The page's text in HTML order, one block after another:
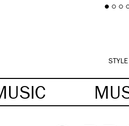
STYLE